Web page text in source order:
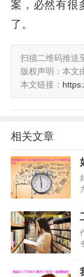
案，必然有很
了。
扫描二维码推送
版权声明：本文
本文链接：
相关文章